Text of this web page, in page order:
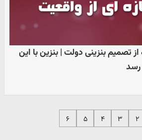
تصمیم بنزینی دولت | بنزین با این
۲ ۳ ۴ ۵ ۶